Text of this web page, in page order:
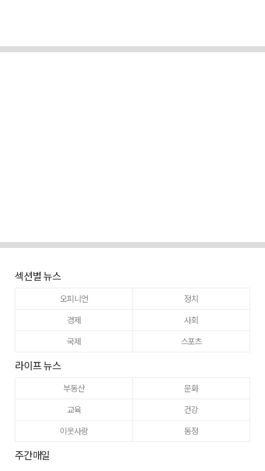
섹션별 뉴스
오피니언
정치
경제
사회
국제
스포츠
라이프 뉴스
부동산
문화
교육
건강
이웃사랑
동정
주간매일